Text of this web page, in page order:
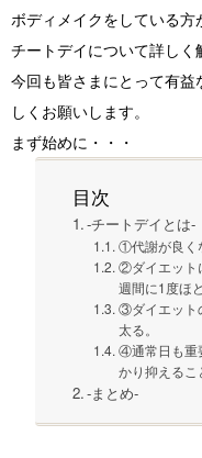
ボディメイクをしている方
チートデイについて詳しく
今回も皆さまにとって有
しくお願いします。
まず始めに・・・
目次
-チートデイとは-
①代謝が良く
②ダイエット
週間に1度ほ
③ダイエット
太る。
④通常日も重
かり抑えるこ
-まとめ-